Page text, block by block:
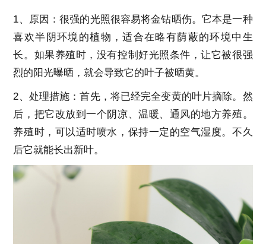
1、原因：很强的光照很容易将金钻晒伤。它本是一种
喜欢半阴环境的植物，适合在略有荫蔽的环境中生
长。如果养殖时，没有控制好光照条件，让它被很强
烈的阳光曝晒，就会导致它的叶子被晒黄。
2、处理措施：首先，将已经完全变黄的叶片摘除。然
后，把它改放到一个阴凉、温暖、通风的地方养殖。
养殖时，可以适时喷水，保持一定的空气湿度。不久
后它就能长出新叶。